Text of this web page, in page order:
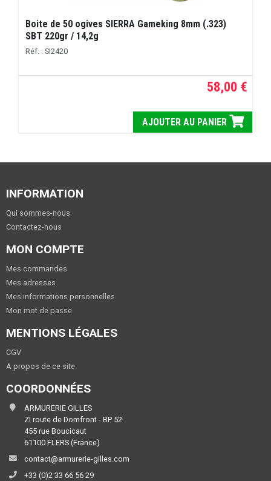
Boite de 50 ogives SIERRA Gameking 8mm (.323)
SBT 220gr / 14,2g
Réf. : SI2420
58,00 €
AJOUTER AU PANIER
INFORMATION
Qui sommes-nous
Contactez-nous
MON COMPTE
Mes commandes
Mes adresses
Mes informations personnelles
Mon mot de passe
MENTIONS LÉGALES
CGV
A propos de ce site
COORDONNÉES
ARMURERIE GILLES
ZI route de Domfront - BP 52
455 rue Boucicaut
61100 FLERS (France)
contact@armurerie-gilles.com
+33 (0)2 33 66 56 29